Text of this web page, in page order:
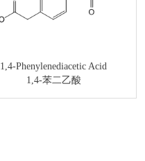
1,4-Phenylenediacetic Acid
1,4-苯二乙酸